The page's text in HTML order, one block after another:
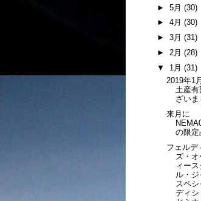
► 5月 (30)
► 4月 (30)
► 3月 (31)
► 2月 (28)
▼ 1月 (31)
2019年1
土産
ざいま
来月に
の限定
フェルデ
ズ・
ィース
ル・
スペ
ディシ